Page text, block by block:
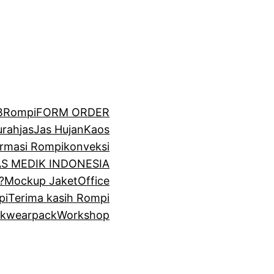
FORM ORDER
jasJas HujanKaos
Rompikonveksi
MEDIK INDONESIA
Mockup JaketOffice
Terima kasih Rompi
wearpackWorkshop